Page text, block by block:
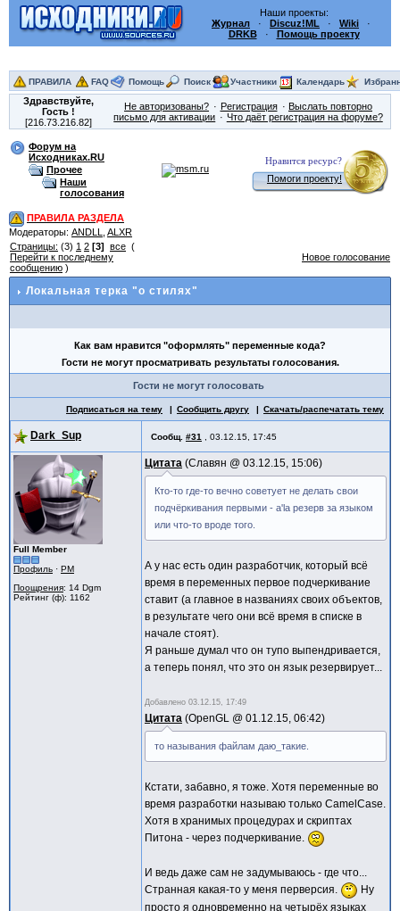
Наши проекты:
Журнал · Discuz!ML · Wiki ·
DRKB· Помощь проекту
ПРАВИЛА FAQ Помощь Поиск Участники Календарь
Здравствуйте,
Гость!
[216.73.216.82]
Не авторизованы? Регистрация
Выслать повторно
письмо для активации
Что даёт регистрация на форуме?
Форум на
Исходниках.RU
Прочее
Наши
голосования
Нравится ресурс?
Помоги проекту!
ПРАВИЛА РАЗДЕЛА
Модераторы: ANDLL
ALXR
Страницы: (3) 1 2 [3] все (
Перейти к последнему
сообщению )
Новое голосование
Локальная терка "о стилях"
Как вам нравится "оформлять" переменные кода?
Гости не могут просматривать результаты голосования.
Гости не могут голосовать
Подписаться на тему Сообщить другу Скачать/распечатать тему
Dark_Sup Сообщ. #31 03.12.15, 17:45
Full Member
Профиль · PM
Поощрения: 14 Dgm
Рейтинг (ф): 1162
Цитата Славян @ 03.12.15, 15:06
Кто-то где-то вечно советует не делать свои
подчёркивания первыми - a'la резерв за языком
или что-то вроде того.
А у нас есть один разработчик, который всё
время в переменных первое подчеркивание
ставит (а главное в названиях своих объектов,
в результате чего они всё время в списке в
начале стоят).
Я раньше думал что он тупо выпендривается,
а теперь понял, что это он язык резервирует...
Добавлено 03.12.15, 17:49
Цитата OpenGL @ 01.12.15, 06:42
то называния файлам даю_такие.
Кстати, забавно, я тоже. Хотя переменные во
время разработки называю только CamelCase.
Хотя в хранимых процедурах и скриптах
Питона - через подчеркивание.
И ведь даже сам не задумываюсь - где что...
Странная какая-то у меня перверсия.
Ну
просто я одновременно на четырёх языках